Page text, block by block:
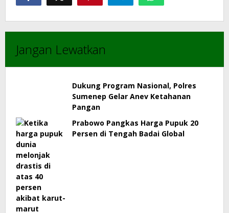
Jangan Lewatkan
Dukung Program Nasional, Polres
Sumenep Gelar Anev Ketahanan
Pangan
Prabowo Pangkas Harga Pupuk 20
Persen di Tengah Badai Global